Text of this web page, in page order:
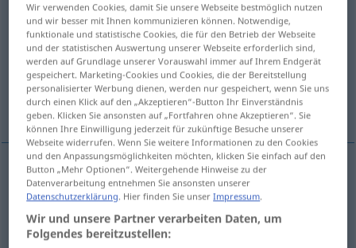
voortgaanv < zn>
Übersicht aller Übersetzungen
(Für mehr Details die Übersetzung anklicken/antippen)
weitergehen, fortfahren
weitergehen voortgaan
fortfahren voortgaan
Wir verwenden Cookies, damit Sie unsere Webseite bestmöglich nutzen
und wir besser mit Ihnen kommunizieren können. Notwendige,
funktionale und statistische Cookies, die für den Betrieb der Webseite
und der statistischen Auswertung unserer Webseite erforderlich sind,
werden auf Grundlage unserer Vorauswahl immer auf Ihrem Endgerät
gespeichert. Marketing-Cookies und Cookies, die der Bereitstellung
personalisierter Werbung dienen, werden nur gespeichert, wenn Sie uns
durch einen Klick auf den „Akzeptieren“-Button Ihr Einverständnis
geben. Klicken Sie ansonsten auf „Fortfahren ohne Akzeptieren“. Sie
können Ihre Einwilligung jederzeit für zukünftige Besuche unserer
Webseite widerrufen. Wenn Sie weitere Informationen zu den Cookies
und den Anpassungsmöglichkeiten möchten, klicken Sie einfach auf den
Button „Mehr Optionen“. Weitergehende Hinweise zu der
Datenverarbeitung entnehmen Sie ansonsten unserer
Datenschutzerklärung. Hier finden Sie unserImpressum.
Wir und unsere Partner verarbeiten Daten, um
Folgendes bereitzustellen: